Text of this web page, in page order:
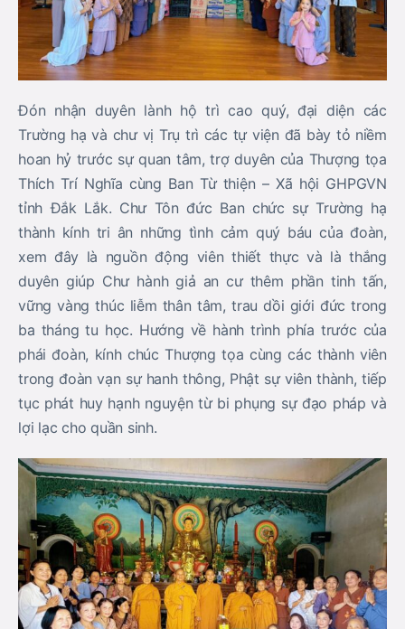
Đón nhận duyên lành hộ trì cao quý, đại diện các
Trường hạ và chư vị Trụ trì các tự viện đã bày tỏ niềm
hoan hỷ trước sự quan tâm, trợ duyên của Thượng tọa
Thích Trí Nghĩa cùng Ban Từ thiện – Xã hội GHPGVN
tỉnh Đắk Lắk. Chư Tôn đức Ban chức sự Trường hạ
thành kính tri ân những tình cảm quý báu của đoàn,
xem đây là nguồn động viên thiết thực và là thắng
duyên giúp Chư hành giả an cư thêm phần tinh tấn,
vững vàng thúc liễm thân tâm, trau dồi giới đức trong
ba tháng tu học. Hướng về hành trình phía trước của
phái đoàn, kính chúc Thượng tọa cùng các thành viên
trong đoàn vạn sự hanh thông, Phật sự viên thành, tiếp
tục phát huy hạnh nguyện từ bi phụng sự đạo pháp và
lợi lạc cho quần sinh.